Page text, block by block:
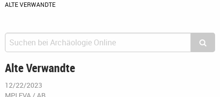
ALTE VERWANDTE
Alte Verwandte
12/22/2023